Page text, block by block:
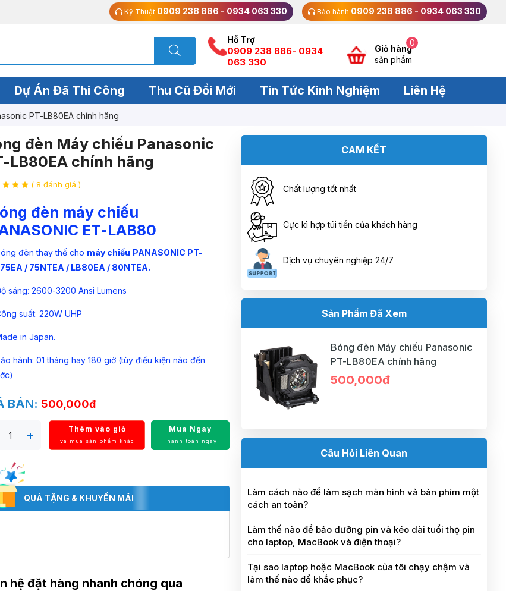
Kỹ Thuật 0909 238 886 - 0934 063 330 Bảo hành 0909 238 886 - 0934 063 330
Hỗ Trợ
0909 238 886- 0934
063 330
Giỏ hàng
0
sản phẩm
Dự Án Đã Thi Công Thu Cũ Đổi Mới Tin Tức Kinh Nghiệm Liên Hệ
PT-LB80EA chính hãng
đèn Máy chiếu Panasonic
LB80EA chính hãng
( 8 đánh giá )
đèn máy chiếu
ET-LAB80
đèn thay thế cho máy chiếu PANASONIC PT-
/ 75NTEA / LB80EA / 80NTEA.
sáng: 2600-3200 Ansi Lumens
suất: 220W UHP
in Japan.
hành: 01 tháng hay 180 giờ (tùy điều kiện nào đến
BÁN: 500,000đ
Thêm vào giỏ
và mua sản phẩm khác
Mua Ngay
Thanh toán ngay
QUÀ TẶNG & KHUYẾN MÃI
hệ đặt hàng nhanh chóng qua
CAM KẾT
Chất lượng tốt nhất
Cực kì hợp túi tiền của khách hàng
Dịch vụ chuyên nghiệp 24/7
Sản Phẩm Đã Xem
Bóng đèn Máy chiếu Panasonic
PT-LB80EA chính hãng
500,000đ
Câu Hỏi Liên Quan
Làm cách nào để làm sạch màn hình và bàn phím một
cách an toàn?
Làm thế nào để bảo dưỡng pin và kéo dài tuổi thọ pin
cho laptop, MacBook và điện thoại?
Tại sao laptop hoặc MacBook của tôi chạy chậm và
làm thế nào để khắc phục?